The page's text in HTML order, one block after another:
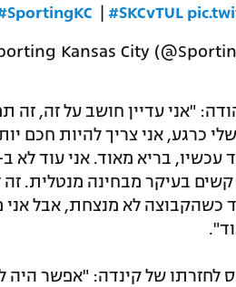
#SKCvTUL
"אני עדיין חושב על זה, זה
כרגע, אני צריך להיות חכם
בעיקר מבחינה מנטלית.
לא מנצחת, אבל אני
לחזרתו של קינדה: "אפשר היה